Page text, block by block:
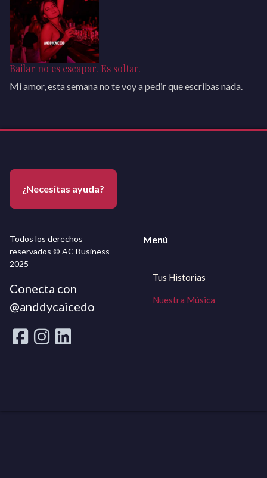
Bailar no es escapar. Es soltar.
Mi amor, esta semana no te voy a pedir que escribas nada.
¿Necesitas ayuda?
Todos los derechos
reservados © AC Business
2025
Conecta con
@anddycaicedo
Menú
Tus Historias
Nuestra Música